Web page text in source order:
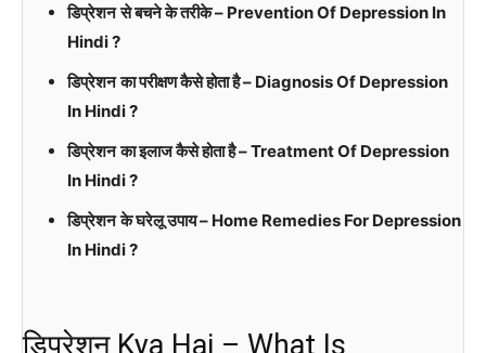
डिप्रेशन से बचने के तरीके – Prevention Of Depression In
Hindi ?
डिप्रेशन का परीक्षण कैसे होता है – Diagnosis Of Depression
In Hindi ?
डिप्रेशन का इलाज कैसे होता है – Treatment Of Depression
In Hindi ?
डिप्रेशन के घरेलू उपाय – Home Remedies For Depression
In Hindi ?
डिप्रेशन Kya Hai – What Is